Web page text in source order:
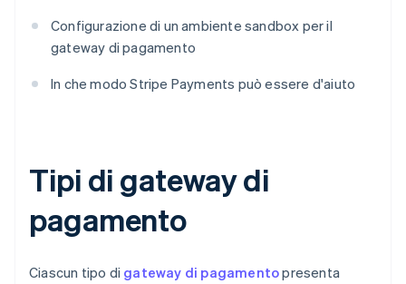
Configurazione di un ambiente sandbox per il
gateway di pagamento
In che modo Stripe Payments può essere d'aiuto
Tipi di gateway di
pagamento
Ciascun tipo di gateway di pagamentopresenta